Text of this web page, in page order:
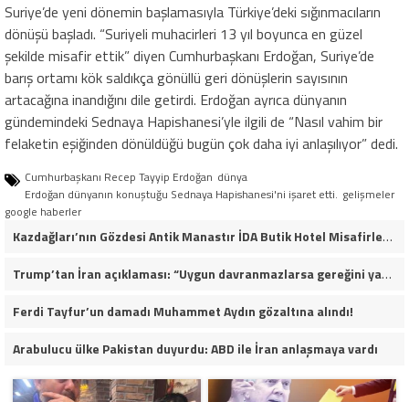
Suriye’de yeni dönemin başlamasıyla Türkiye’deki sığınmacıların
dönüşü başladı. “Suriyeli muhacirleri 13 yıl boyunca en güzel
şekilde misafir ettik” diyen Cumhurbaşkanı Erdoğan, Suriye’de
barış ortamı kök saldıkça gönüllü geri dönüşlerin sayısının
artacağına inandığını dile getirdi. Erdoğan ayrıca dünyanın
gündemindeki Sednaya Hapishanesi’yle ilgili de “Nasıl vahim bir
felaketin eşiğinden dönüldüğü bugün çok daha iyi anlaşılıyor” dedi.
Cumhurbaşkanı Recep Tayyip Erdoğan dünya
Erdoğan dünyanın konuştuğu Sednaya Hapishanesi'ni işaret etti. gelişmeler
google haberler
Kazdağları’nın Gözdesi Antik Manastır İDA Butik Hotel Misafirlerinden Tam Not Alıyor
Trump’tan İran açıklaması: “Uygun davranmazlarsa gereğini yaparım”
Ferdi Tayfur’un damadı Muhammet Aydın gözaltına alındı!
Arabulucu ülke Pakistan duyurdu: ABD ile İran anlaşmaya vardı